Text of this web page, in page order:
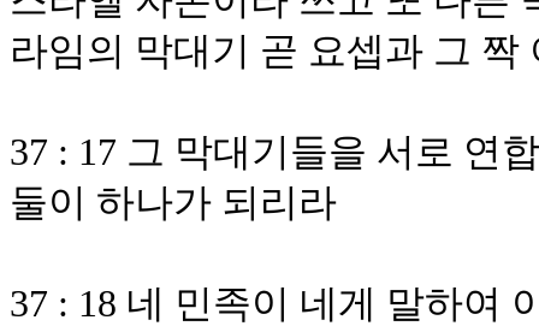
라임의 막대기 곧 요셉과 그
37 : 17 그 막대기들을 서로 연
둘이 하나가 되리라
37 : 18 네 민족이 네게 말하여